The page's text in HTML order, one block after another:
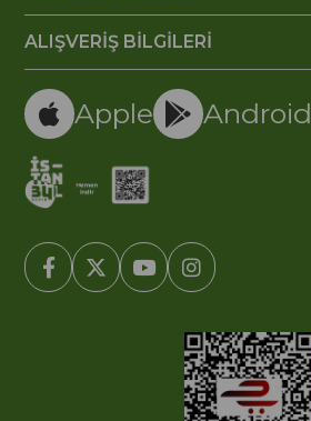
ALIŞVERİŞ BİLGİLERİ
Apple Android